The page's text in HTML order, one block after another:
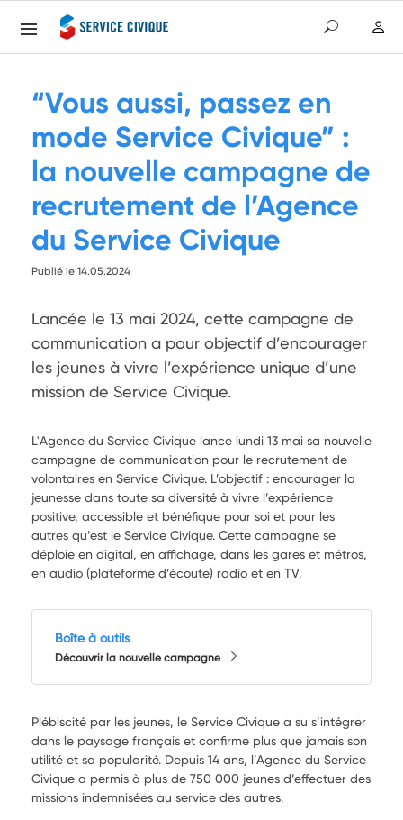
“Vous aussi, passez en
mode Service Civique” :
la nouvelle campagne de
recrutement de l’Agence
du Service Civique
Publié le 14.05.2024
Lancée le 13 mai 2024, cette campagne de
communication a pour objectif d’encourager
les jeunes à vivre l’expérience unique d’une
mission de Service Civique.
L'Agence du Service Civique lance lundi 13 mai sa nouvelle
campagne de communication pour le recrutement de
volontaires en Service Civique. L’objectif : encourager la
jeunesse dans toute sa diversité à vivre l’expérience
positive, accessible et bénéfique pour soi et pour les
autres qu’est le Service Civique. Cette campagne se
déploie en digital, en affichage, dans les gares et métros,
en audio (plateforme d’écoute) radio et en TV.
Boîte à outils
Découvrir la nouvelle campagne
Plébiscité par les jeunes, le Service Civique a su s’intégrer
dans le paysage français et confirme plus que jamais son
utilité et sa popularité. Depuis 14 ans, l’Agence du Service
Civique a permis à plus de 750 000 jeunes d’effectuer des
missions indemnisées au service des autres.